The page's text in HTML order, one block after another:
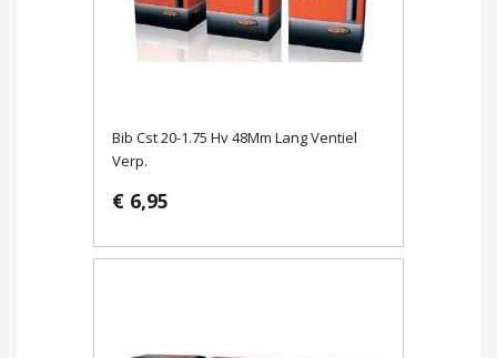
Bib Cst 20-1.75 Hv 48Mm Lang Ventiel
Verp.
€ 6,95